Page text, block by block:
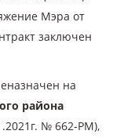
Мэра от
заключен
на
района
№ 662-РМ),